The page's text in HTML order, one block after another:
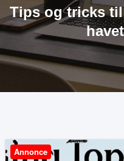
Tips og tricks
Annonce